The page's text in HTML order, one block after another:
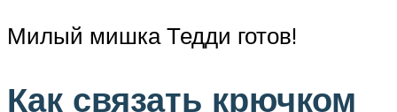
Милый мишка Тедди готов!
Как связать крючком